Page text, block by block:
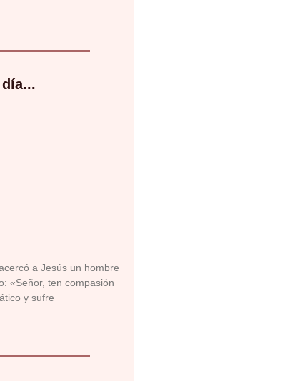
a Jesús un hombre
«Señor, ten compasión
y sufre